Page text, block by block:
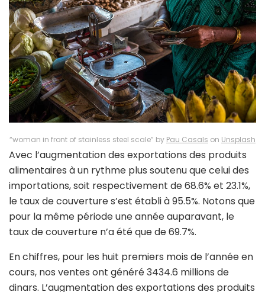
“woman in front of stainless steel scale” by Pau Casals on Unsplash
Avec l’augmentation des exportations des produits
alimentaires à un rythme plus soutenu que celui des
importations, soit respectivement de 68.6% et 23.1%,
le taux de couverture s’est établi à 95.5%. Notons que
pour la même période une année auparavant, le
taux de couverture n’a été que de 69.7%.
En chiffres, pour les huit premiers mois de l’année en
cours, nos ventes ont généré 3434.6 millions de
dinars. L’augmentation des exportations des produits